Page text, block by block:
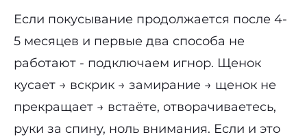
Если покусывание продолжается после 4-
5 месяцев и первые два способа не
работают - подключаем игнор. Щенок
кусает → вскрик → замирание → щенок не
прекращает → встаёте, отворачиваетесь,
руки за спину, ноль внимания. Если и это